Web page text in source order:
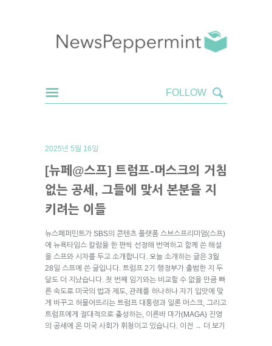
2025년 5월 16일
[뉴페@스프] 트럼프-머스크의 거침
없는 공세, 그들에 맞서 본분을 지
키려는 이들
뉴스페퍼민트가 SBS의 콘텐츠 플랫폼 스브스프리미엄(스프)
에 뉴욕타임스 칼럼을 한 편씩 선정해 번역하고 함께 쓴 해설
을 스프와 시차를 두고 소개합니다. 오늘 소개하는 글은 3월
28일 스프에 쓴 글입니다. 트럼프 2기 행정부가 출범한 지 두
달도 더 지났습니다. 첫 번째 임기와는 비교할 수 없을 만큼 빠
른 속도로 미국의 법과 제도, 관례를 하나하나 자기 입맛에 맞
게 바꾸고 허물어뜨리는 트럼프 대통령과 일론 머스크, 그리고
트럼프에게 절대적으로 충성하는, 이른바 마가(MAGA) 진영
의 공세에 온 미국 사회가 휘청이고 있습니다. 이전 → 더 보기